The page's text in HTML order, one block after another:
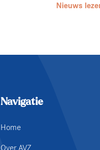
Nieuws
Navigatie
Home
Over AVZ